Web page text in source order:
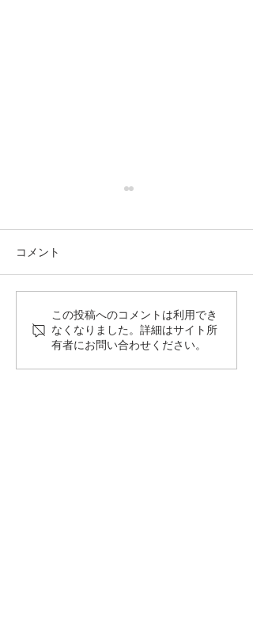
著作権の話ーアートを保
護する法律
コメント
この投稿へのコメントは利用でき
なくなりました。詳細はサイト所
有者にお問い合わせください。